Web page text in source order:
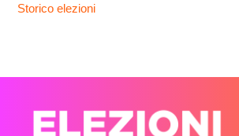
Storico elezioni